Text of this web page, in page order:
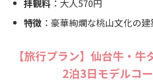
拝観料 ：大人570円
特徴 ：豪華絢爛な桃山文化の
【旅行プラン】仙台牛・牛
2泊3日モデルコ